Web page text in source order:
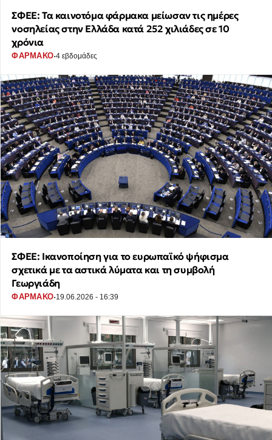
ΣΦΕΕ: Τα καινοτόμα φάρμακα μείωσαν τις ημέρες
νοσηλείας στην Ελλάδα κατά 252 χιλιάδες σε 10
χρόνια
ΦΑΡΜΑΚΟ·4 εβδομάδες
ΣΦΕΕ: Ικανοποίηση για το ευρωπαϊκό ψήφισμα
σχετικά με τα αστικά λύματα και τη συμβολή
Γεωργιάδη
ΦΑΡΜΑΚΟ·19.06.2026 - 16:39